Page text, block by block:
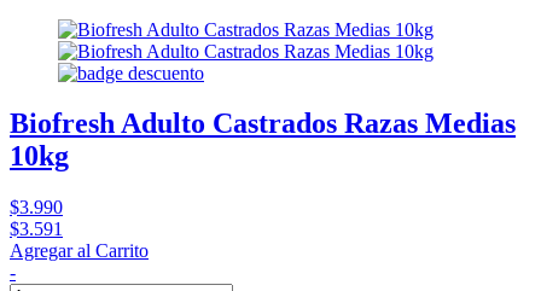
Biofresh Adulto Castrados Razas Medias
10kg
$3.990
$3.591
Agregar al Carrito
-